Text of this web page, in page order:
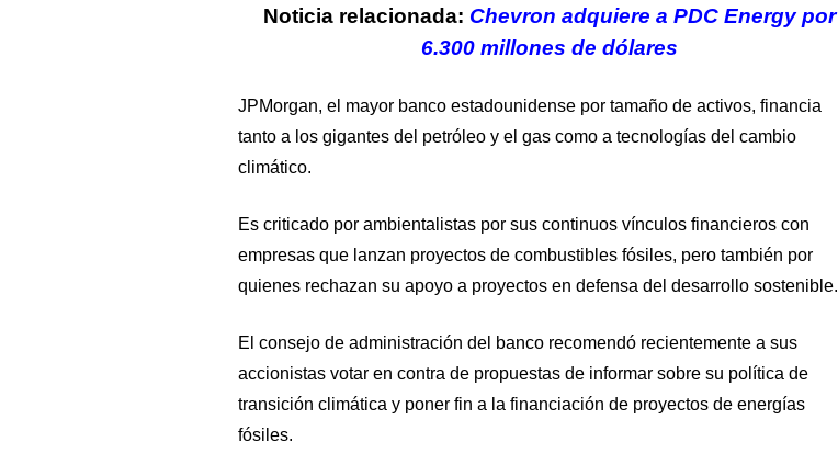
Noticia relacionada: Chevron adquiere a PDC Energy por
6.300 millones de dólares
JPMorgan, el mayor banco estadounidense por tamaño de activos, financia
tanto a los gigantes del petróleo y el gas como a tecnologías del cambio
climático.
Es criticado por ambientalistas por sus continuos vínculos financieros con
empresas que lanzan proyectos de combustibles fósiles, pero también por
quienes rechazan su apoyo a proyectos en defensa del desarrollo sostenible.
El consejo de administración del banco recomendó recientemente a sus
accionistas votar en contra de propuestas de informar sobre su política de
transición climática y poner fin a la financiación de proyectos de energías
fósiles.